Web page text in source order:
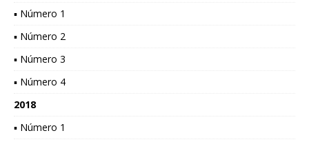
▪ Número 1
▪ Número 2
▪ Número 3
▪ Número 4
2018
▪ Número 1